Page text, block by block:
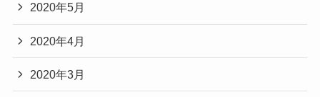
2020年5月
2020年4月
2020年3月